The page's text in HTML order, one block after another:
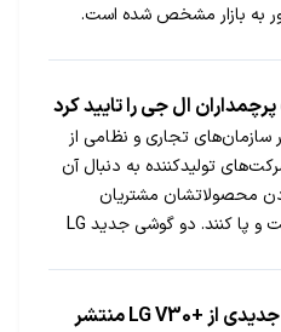
به بازار مشخص شده است.
ال جی را تایید کرد
سازمان‌های تجاری و نظامی از
تولیدکننده به دنبال آن
محصولاتشان مشتریان
بیشتری برای خود دست و پا کنند. دو گوشی جدید LG
ایوان بلس جزئیات جدیدی از +LG V30 منتشر